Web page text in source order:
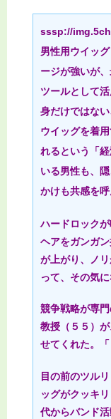
sssp://
男性用ウイッ
ージが強いが
ツールとして
身だけではない
ウイッグを着
れるという「
いる男性も、
かけも共感を呼
ハードロック
ヘアをガンガ
が上がり、ノ
って、その気
競争戦略が専
教授（５５）
せてくれた。
目の前のツル
ッグがクッキ
代からバンド